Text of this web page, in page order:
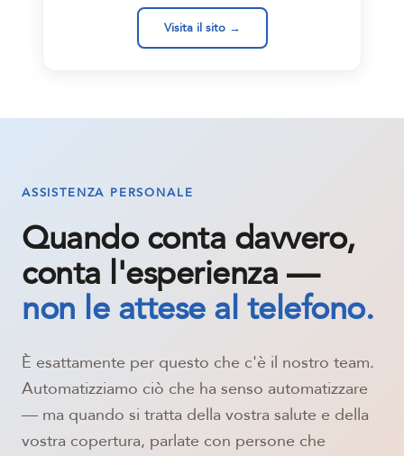
Visita il sito →
ASSISTENZA PERSONALE
Quando conta davvero,
conta l'esperienza —
non le attese al telefono.
È esattamente per questo che c'è il nostro team.
Automatizziamo ciò che ha senso automatizzare
— ma quando si tratta della vostra salute e della
vostra copertura, parlate con persone che